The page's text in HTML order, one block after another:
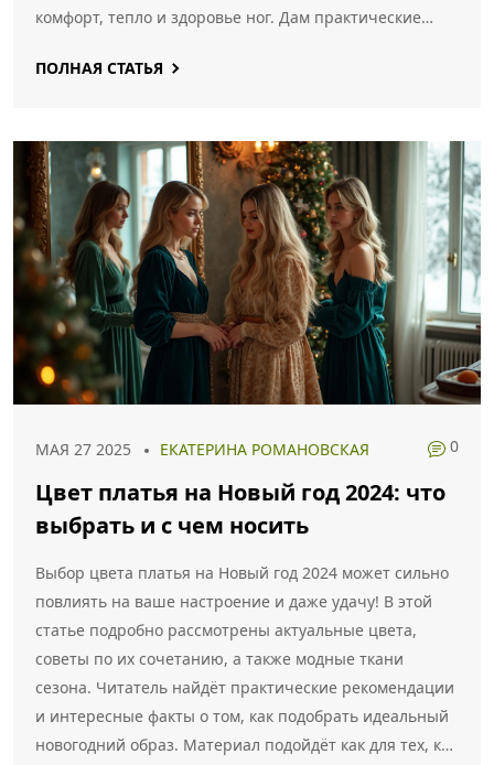
комфорт, тепло и здоровье ног. Дам практические
ПОЛНАЯ СТАТЬЯ
МАЯ 27 2025 ЕКАТЕРИНА РОМАНОВСКАЯ 0
Цвет платья на Новый год 2024: что
выбрать и с чем носить
Выбор цвета платья на Новый год 2024 может сильно
повлиять на ваше настроение и даже удачу! В этой
статье подробно рассмотрены актуальные цвета,
советы по их сочетанию, а также модные ткани
сезона. Читатель найдёт практические рекомендации
и интересные факты о том, как подобрать идеальный
новогодний образ. Материал подойдёт как для тех, кто